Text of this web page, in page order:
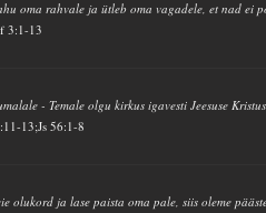
oma rahvale ja ütleb oma vagadele, et nad ei
3:1-13
- Temale olgu kirkus igavesti Jeesuse
13;Js 56:1-8
olukord ja lase paista oma pale, siis oleme